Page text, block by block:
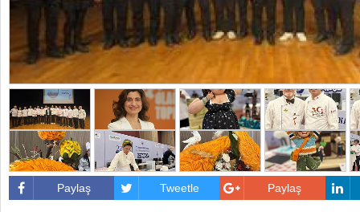
Paylaş Tweetle Paylaş